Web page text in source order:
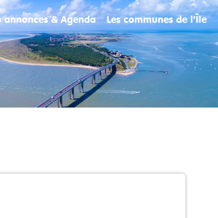
annonces & Agenda Les communes de l’Île